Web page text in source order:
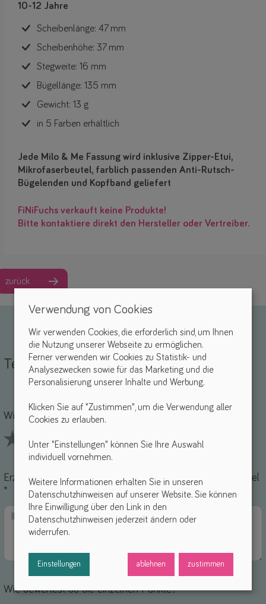
10-12 Jahre
Scheibenlänge: 47 mm
Scheibenhöhe: 37 mm
Stegweite: 16 mm
Bügellänge: 135 mm
Gewicht: 13 g
in 5 Farben erhältlich
Jede Milo & Me Fassung wird inklusive Zipper-Etui,
Mikrofaserbeutel, farblich passenden Anti-Rutsch-
Bügelenden und Kopfband geliefert
FiNiFuchs verkauft keine Produkte!
Bitte kontaktiere direkt den Hersteller oder Vertreiber.
zurück
Teile deine Erfahrungen
Wie findest du dieses Hilfsmittel? *
2 Stars3 Stars4 Stars5 Stars
Erzähle uns von deinen Erfahrungen mit diesem Hilfsmittel
*
Wie bewertest du die einzelnen Punkte?
Verwendung von Cookies
Wir verwenden Cookies, die erforderlich sind, um Ihnen
die Nutzung unserer Webseite zu ermöglichen.
Ferner verwenden wir Cookies zu Statistik- und
Analysezwecken sowie für das Marketing und die
Personalisierung unserer Inhalte und Werbung.
Klicken Sie auf "Zustimmen", um die Verwendung aller
Cookies zu erlauben.
Unter "Einstellungen" können Sie Ihre Auswahl
individuell vornehmen.
Weitere Informationen erhalten Sie in unseren
Datenschutzhinweisen auf unserer Website. Sie können
Ihre Einwilligung über den Link in den
Datenschutzhinweisen jederzeit ändern oder
widerrufen.
Einstellungen ablehnen zustimmen